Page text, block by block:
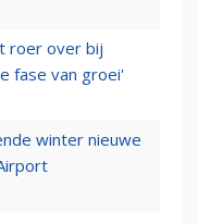
roer over bij
fase van groei'
winter nieuwe